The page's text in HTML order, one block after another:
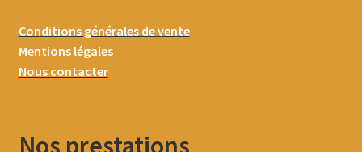
Conditions générales de vente
Mentions légales
Nous contacter
Nos prestations